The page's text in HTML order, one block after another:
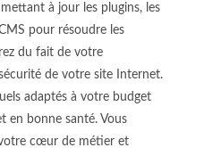
à jour les plugins, les
pour résoudre les
du fait de votre
de votre site Internet.
adaptés à votre budget
en bonne santé. Vous
cœur de métier et